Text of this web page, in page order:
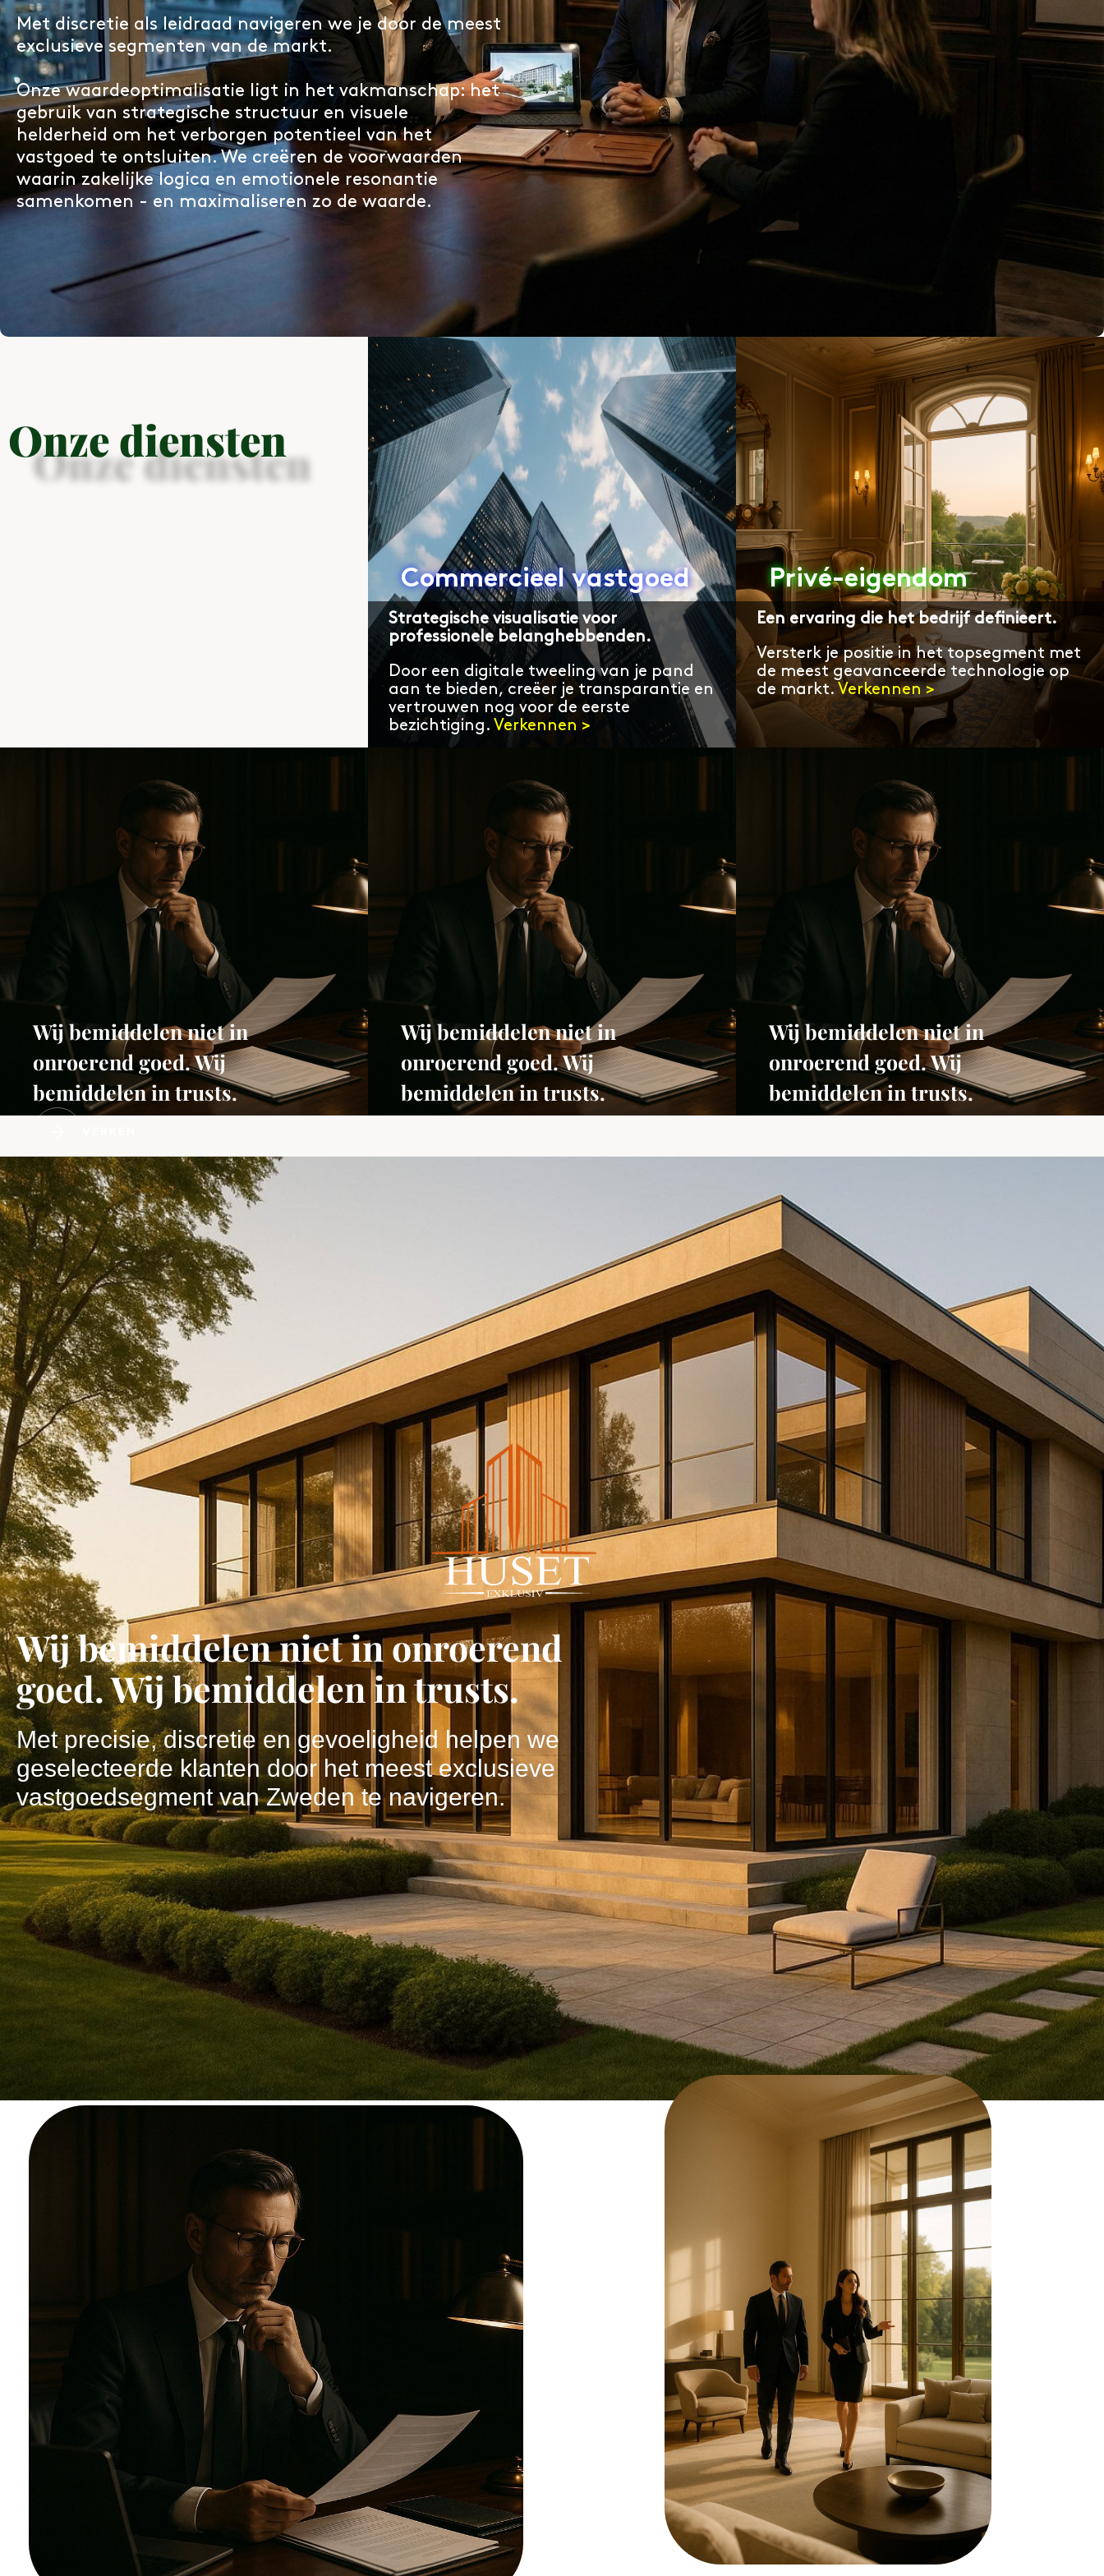
VERKEN
Wij vertalen visies naar de visuele werkelijkheid. Een
digitaal ontwerp dat het ware potentieel van het pand
vastlegt
MEER LEZEN LEES MEER
Met discretie als leidraad navigeren we je door de meest
exclusieve segmenten van de markt.
Onze waardeoptimalisatie ligt in het vakmanschap: het
gebruik van strategische structuur en visuele
helderheid om het verborgen potentieel van het
vastgoed te ontsluiten. We creëren de voorwaarden
waarin zakelijke logica en emotionele resonantie
samenkomen - en maximaliseren zo de waarde.
Onze diensten
Commercieel vastgoed
Strategische visualisatie voor
professionele belanghebbenden.
Door een digitale tweeling van je pand
aan te bieden, creëer je transparantie en
vertrouwen nog voor de eerste
bezichtiging. Verkennen >
Privé-eigendom
Een ervaring die het bedrijf definieert.
Versterk je positie in het topsegment met
de meest geavanceerde technologie op
de markt. Verkennen >
Wij bemiddelen niet in
onroerend goed. Wij
bemiddelen in trusts.
Wij bemiddelen niet in
onroerend goed. Wij
bemiddelen in trusts.
Wij bemiddelen niet in
onroerend goed. Wij
bemiddelen in trusts.
Wij bemiddelen niet in onroerend
goed. Wij bemiddelen in trusts.
Met precisie, discretie en gevoeligheid helpen we
geselecteerde klanten door het meest exclusieve
vastgoedsegment van Zweden te navigeren.